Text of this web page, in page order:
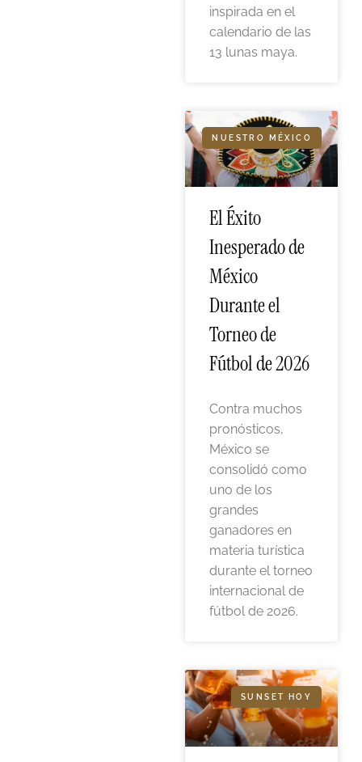
inspirada en el
calendario de las
13 lunas maya.
NUESTRO MÉXICO
El Éxito
Inesperado de
México
Durante el
Torneo de
Fútbol de 2026
Contra muchos
pronósticos,
México se
consolidó como
uno de los
grandes
ganadores en
materia turística
durante el torneo
internacional de
fútbol de 2026.
SUNSET HOY